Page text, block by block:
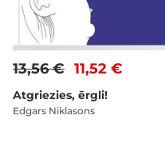
11,52 €
13,56 €
Atgriezies, ērgli!
Edgars Niklasons